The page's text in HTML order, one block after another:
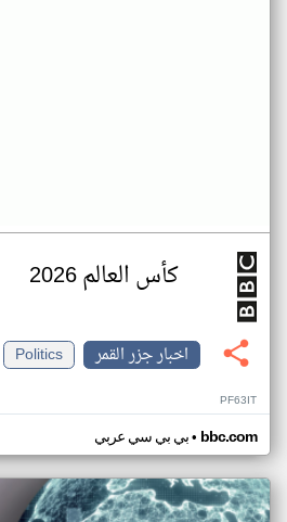
كأس العالم 2026
اخبار جزر القمر
Politics
PF63IT
بي بي سي عربي• bbc.com